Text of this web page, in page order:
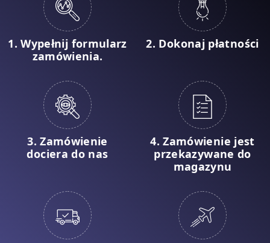
1. Wypełnij formularz
zamówienia.
2. Dokonaj płatności
3. Zamówienie
dociera do nas
4. Zamówienie jest
przekazywane do
magazynu